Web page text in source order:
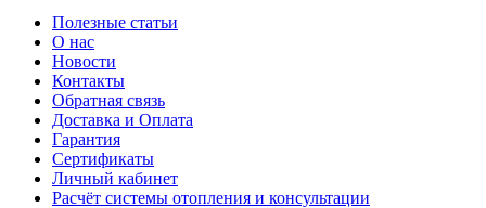
Полезные статьи
О нас
Новости
Контакты
Обратная связь
Доставка и Оплата
Гарантия
Сертификаты
Личный кабинет
Расчёт системы отопления и консультации